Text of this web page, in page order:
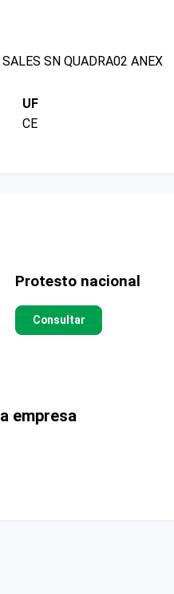
SN QUADRA02 ANEX
UF
CE
Protesto nacional
Consultar
empresa